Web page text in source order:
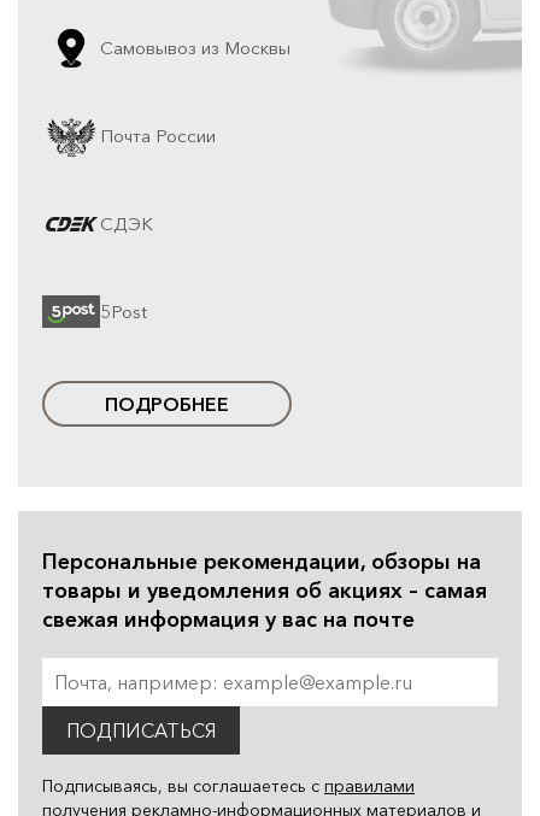
Самовывоз из Москвы
Почта России
СДЭК
5Post
ПОДРОБНЕЕ
Персональные рекомендации, обзоры на
товары и уведомления об акциях – самая
свежая информация у вас на почте
ПОДПИСАТЬСЯ
Подписываясь, вы соглашаетесь с правилами
получения рекламно-информационных материалов и